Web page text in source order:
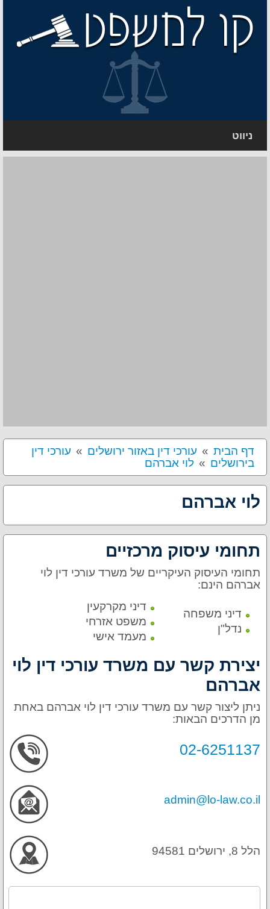
ניווט
דף הבית עורכי דין באזור ירושלים
עורכי דין
בירושלים
לוי אברהם
לוי אברהם
תחומי עיסוק מרכזיים
תחומי העיסוק העיקריים של משרד עורכי דין לוי
אברהם הינם:
דיני משפחה
נדל"ן
דיני מקרקעין
משפט אזרחי
מעמד אישי
יצירת קשר עם משרד עורכי דין לוי
אברהם
ניתן ליצור קשר עם משרד עורכי דין לוי אברהם באחת
מן הדרכים הבאות:
02-6251137
admin@lo-law.co.il
הלל 8, ירושלים 94581